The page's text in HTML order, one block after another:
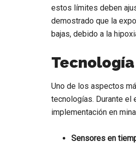
estos límites deben
demostrado que la
bajas, debido a la
Uno de los aspectos
tecnologías. Durante el
implementación en
Sensores en